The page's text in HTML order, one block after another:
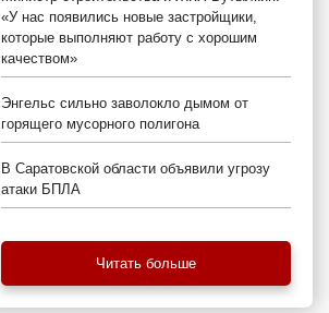
«У нас появились новые застройщики,
которые выполняют работу с хорошим
качеством»
Энгельс сильно заволокло дымом от
горящего мусорного полигона
В Саратовской области объявили угрозу
атаки БПЛА
Читать больше